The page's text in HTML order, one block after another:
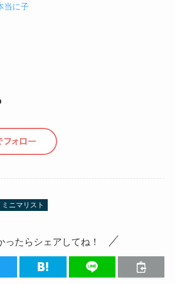
当に子
ミニマリスト
ったらシェアしてね！